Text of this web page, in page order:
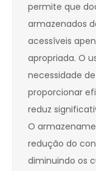
permite que
armazenados
acessíveis
apropriada. O
necessidade
proporcionar
reduz
O
redução do
diminuindo os